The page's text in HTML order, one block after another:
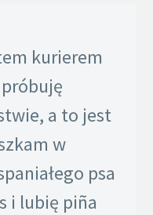
kurierem
a to jest
w
psa
i lubię piña